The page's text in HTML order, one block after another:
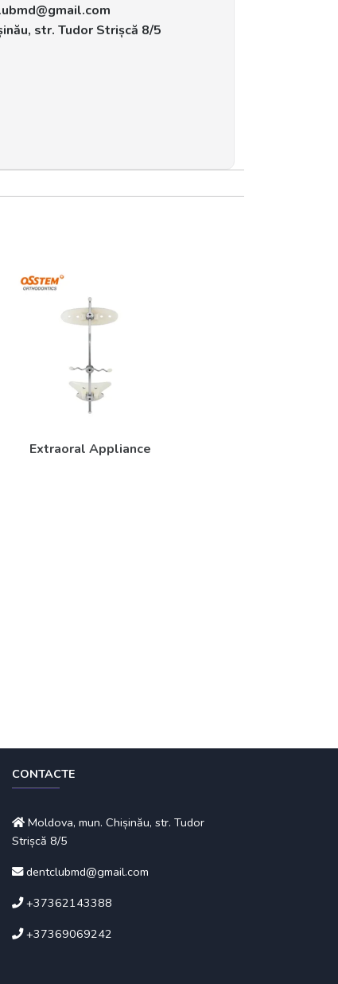
str. Tudor Strișcă 8/5
Extraoral Appliance
CONTACTE
Moldova, mun. Chișinău, str. Tudor
Strișcă 8/5
dentclubmd@gmail.com
+37362143388
+37369069242